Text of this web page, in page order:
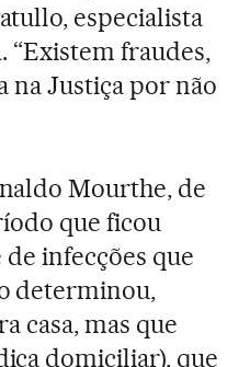
especialista
“Existem fraudes,
na Justiça por não
Mourthe, de
que ficou
infecções que
determinou,
casa, mas que
domiciliar), que